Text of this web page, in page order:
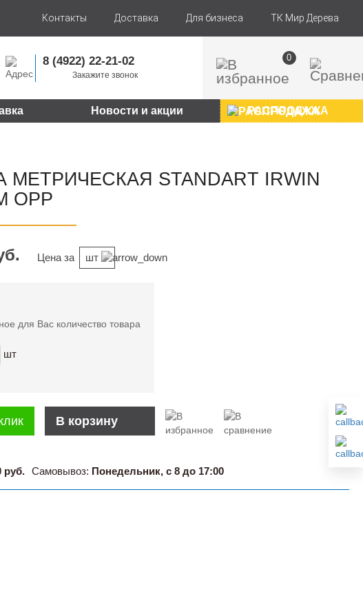
Контакты Доставка Для бизнеса ТК Мир Дерева
8 (4922) 22-21-02
Закажите звонок
0
Новости и акции РАСПРОДАЖА
МЕТРИЧЕСКАЯ STANDART IRWIN
OPP
Цена за шт
для Вас количество товара
шт
В корзину
руб. Самовывоз: Понедельник, с 8 до 17:00